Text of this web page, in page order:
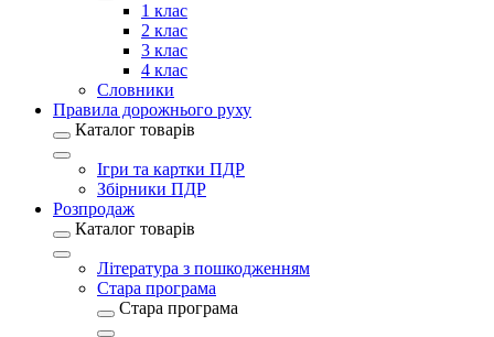
1 клас
2 клас
3 клас
4 клас
Словники
Правила дорожнього руху
Каталог товарів
Ігри та картки ПДР
Збірники ПДР
Розпродаж
Каталог товарів
Література з пошкодженням
Стара програма
Стара програма